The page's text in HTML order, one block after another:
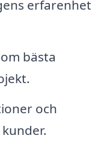
erfarenhet
bästa
och